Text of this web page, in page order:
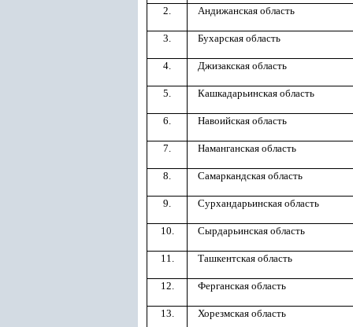
2. Андижанская область
3. Бухарская область
4. Джизакская область
5. Кашкадарьинская область
6. Навоийская область
7. Наманганская область
8. Самаркандская область
9. Сурхандарьинская область
10. Сырдарьинская область
11. Ташкентская область
12. Ферганская область
13. Хорезмская область